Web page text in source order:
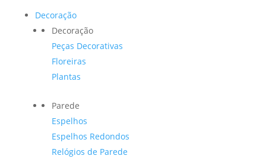
Decoração
Decoração
Peças Decorativas
Floreiras
Plantas
Parede
Espelhos
Espelhos Redondos
Relógios de Parede